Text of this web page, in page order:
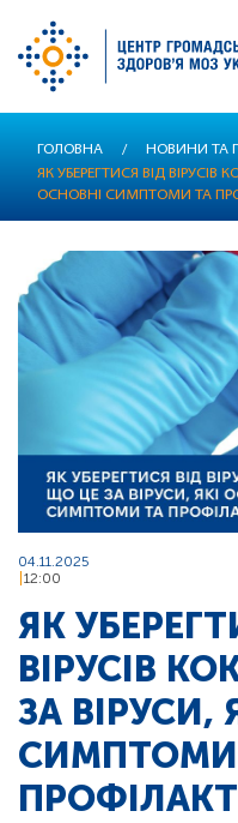
ГОЛОВНА / НОВИНИ ТА
ЯК УБЕРЕГТИСЯ ВІД ВІРУСІВ
ОСНОВНІ СИМПТОМИ ТА
04.11.2025
12:00
ЯК
ВІРУСІВ
ЗА ВІРУСИ,
СИМПТОМИ